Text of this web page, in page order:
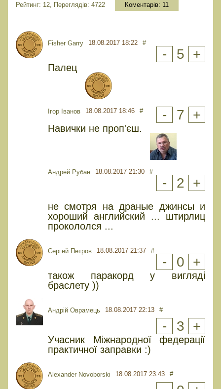
Рейтинг: 12, Переглядів: 4722 Коментарів: 11
Fisher Garry 18.08.2017 18:22 #
- 5 +
Палец
Ігор Іванов 18.08.2017 18:46 # - 7 +
Навички не проп'єш.
Андрей Рубан 18.08.2017 21:30 #
- 2 +
не смотря на драные джинсы и
хороший английский ... штирлиц
прокололся ...
Сергей Петров 18.08.2017 21:37 #
- 0 +
також паракорд у вигляді
браслету ))
Андрій Оврамець 18.08.2017 22:13 #
- 3 +
Учасник Міжнародної федерації
практичної заправки :)
Alexander Novoborski 18.08.2017 23:43 #